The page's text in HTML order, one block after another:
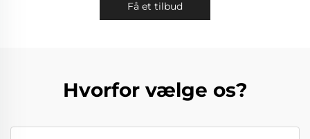
Få et tilbud
Hvorfor vælge os?